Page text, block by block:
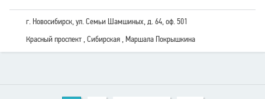
г. Новосибирск, ул. Семьи Шамшиных, д. 64, оф. 501
Красный проспект , Сибирская , Маршала Покрышкина